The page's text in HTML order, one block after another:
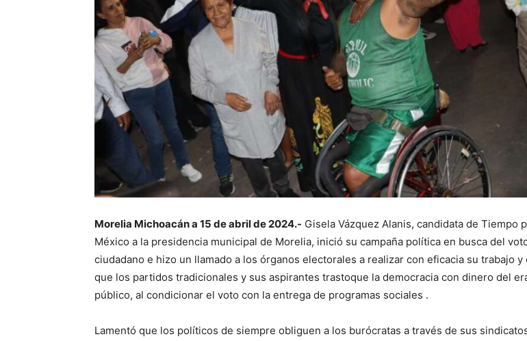
Morelia Michoacán a 15 de abril de 2024.- Gisela Vázquez Alanis, candidata de Tiempo
México a la presidencia municipal de Morelia, inició su campaña política en busca del
ciudadano e hizo un llamado a los órganos electorales a realizar con eficacia su trabajo y
que los partidos tradicionales y sus aspirantes trastoque la democracia con dinero del
público, al condicionar el voto con la entrega de programas sociales .
Lamentó que los políticos de siempre obliguen a los burócratas a través de sus